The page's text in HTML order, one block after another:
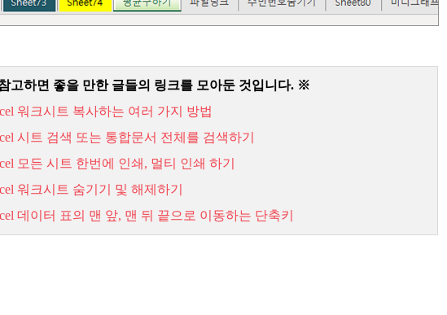
고하면 좋을 만한 글들의 링크를 모아둔 것입니다. ※
워크시트 복사하는 여러 가지 방법
시트 검색 또는 통합문서 전체를 검색하기
모든 시트 한번에 인쇄 , 멀티 인쇄 하기
워크시트 숨기기 및 해제하기
데이터 표의 맨 앞, 맨 뒤 끝으로 이동하는 단축키